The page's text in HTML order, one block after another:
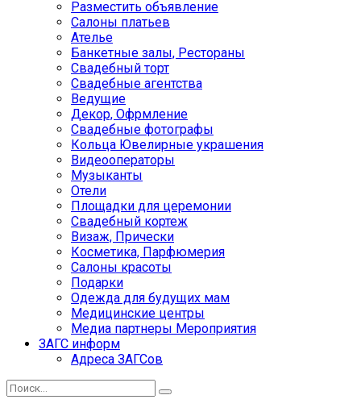
Разместить объявление
Салоны платьев
Ателье
Банкетные залы, Рестораны
Свадебный торт
Свадебные агентства
Ведущие
Декор, Офрмление
Свадебные фотографы
Кольца Ювелирные украшения
Видеооператоры
Музыканты
Отели
Площадки для церемонии
Свадебный кортеж
Визаж, Прически
Косметика, Парфюмерия
Салоны красоты
Подарки
Одежда для будущих мам
Медицинские центры
Медиа партнеры Мероприятия
ЗАГС информ
Адреса ЗАГСов